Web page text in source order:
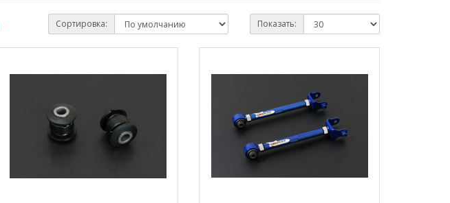
Сортировка: Показать: